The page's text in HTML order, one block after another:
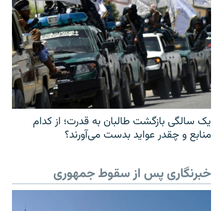
یک سالگی بازگشت طالبان به قدرت؛ از کدام
منابع و چقدر عواید بدست می‌آورند؟
خبرنگاری پس از سقوط جمهوری